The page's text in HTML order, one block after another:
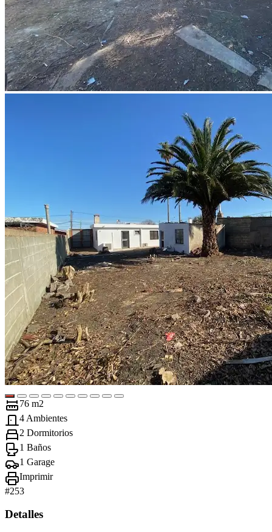
76 m2
4 Ambientes
2 Dormitorios
1 Baños
1 Garage
Imprimir
#253
Detalles